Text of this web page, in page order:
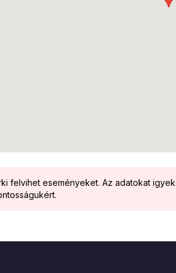
felvihet eseményeket. Az adatokat